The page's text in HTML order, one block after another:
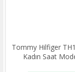
Tommy Hilfiger
Kadın Saat